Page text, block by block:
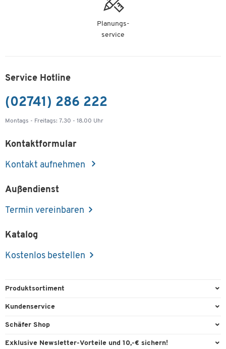
Planungs-
service
Service Hotline
(02741) 286 222
Montags - Freitags: 7.30 - 18.00 Uhr
Kontaktformular
Kontakt aufnehmen
Außendienst
Termin vereinbaren
Katalog
Kostenlos bestellen
Produktsortiment
Büroausstattung
Kundenservice
Direktbestellung
Schäfer Shop
Services & Leistungen
Exklusive Newsletter-Vorteile und 10,-€ sichern!